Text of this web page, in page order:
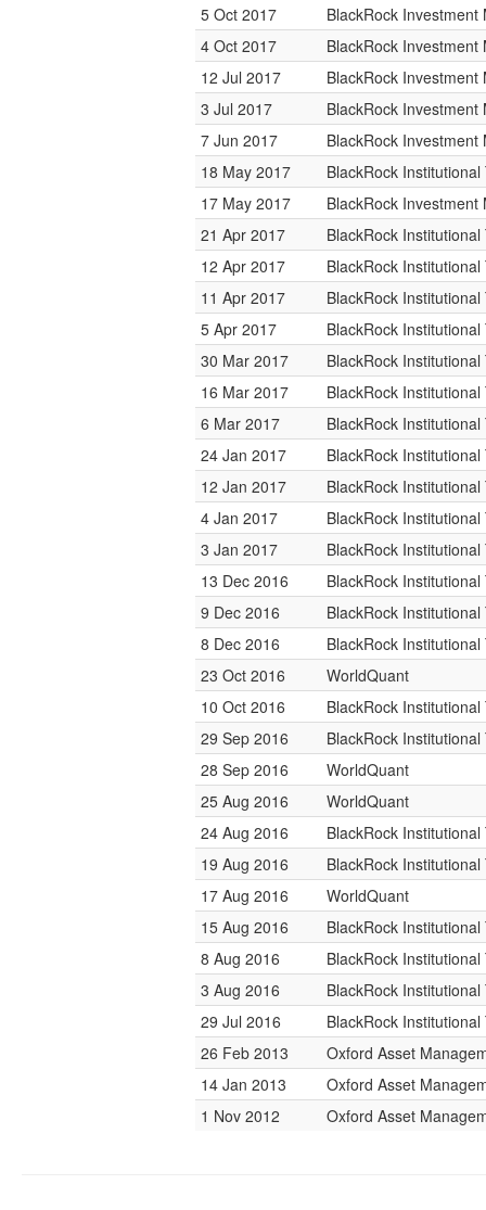
5 Oct 2017
BlackRock Investment
4 Oct 2017
BlackRock Investment
12 Jul 2017
BlackRock Investment
3 Jul 2017
BlackRock Investment
7 Jun 2017
BlackRock Investment
18 May 2017
BlackRock
17 May 2017
BlackRock Investment
21 Apr 2017
BlackRock
12 Apr 2017
BlackRock
11 Apr 2017
BlackRock
5 Apr 2017
BlackRock
30 Mar 2017
BlackRock
16 Mar 2017
BlackRock
6 Mar 2017
BlackRock
24 Jan 2017
BlackRock
12 Jan 2017
BlackRock
4 Jan 2017
BlackRock
3 Jan 2017
BlackRock
13 Dec 2016
BlackRock
9 Dec 2016
BlackRock
8 Dec 2016
BlackRock
23 Oct 2016
WorldQuant
10 Oct 2016
BlackRock
29 Sep 2016
BlackRock
28 Sep 2016
WorldQuant
25 Aug 2016
WorldQuant
24 Aug 2016
BlackRock
19 Aug 2016
BlackRock
17 Aug 2016
WorldQuant
15 Aug 2016
BlackRock
8 Aug 2016
BlackRock
3 Aug 2016
BlackRock
29 Jul 2016
BlackRock
26 Feb 2013
Oxford Asset
14 Jan 2013
Oxford Asset
1 Nov 2012
Oxford Asset